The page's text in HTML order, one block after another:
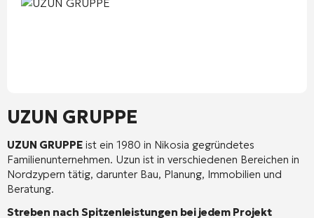
UZUN GRUPPE
UZUN GRUPPE ist ein 1980 in Nikosia gegründetes
Familienunternehmen. Uzun ist in verschiedenen Bereichen in
Nordzypern tätig, darunter Bau, Planung, Immobilien und
Beratung.
Streben nach Spitzenleistungen bei jedem Projekt